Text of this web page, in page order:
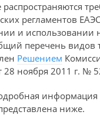
распространяются
регламентов
и использовании
перечень видов
Решением
28 ноября 2011 г. №
информация
ниже.